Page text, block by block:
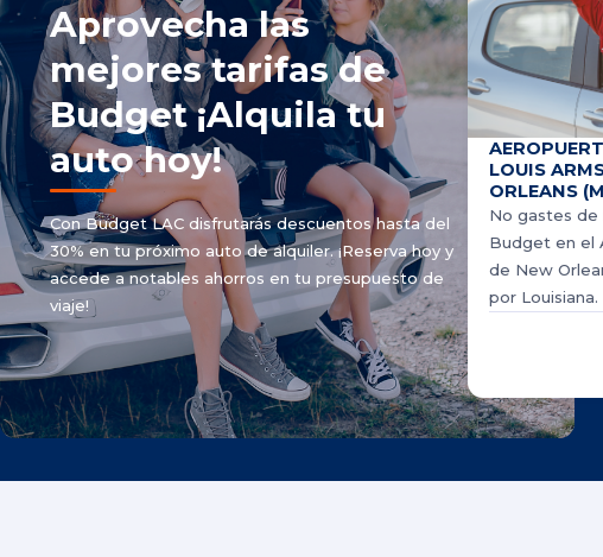
Aprovecha las
mejores tarifas de
Budget ¡Alquila tu
auto hoy!
Con Budget LAC disfrutarás descuentos hasta del
30% en tu próximo auto de alquiler. ¡Reserva hoy y
accede a notables ahorros en tu presupuesto de
viaje!
LOUIS
ORLEANS
No gastes de
Budget en el
de New
por Louisiana.